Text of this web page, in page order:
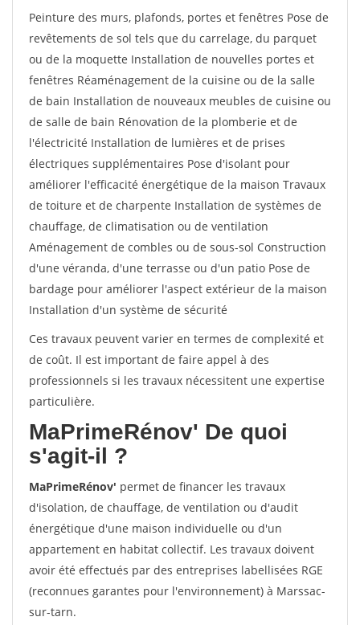
Peinture des murs, plafonds, portes et fenêtres Pose de
revêtements de sol tels que du carrelage, du parquet
ou de la moquette Installation de nouvelles portes et
fenêtres Réaménagement de la cuisine ou de la salle
de bain Installation de nouveaux meubles de cuisine ou
de salle de bain Rénovation de la plomberie et de
l'électricité Installation de lumières et de prises
électriques supplémentaires Pose d'isolant pour
améliorer l'efficacité énergétique de la maison Travaux
de toiture et de charpente Installation de systèmes de
chauffage, de climatisation ou de ventilation
Aménagement de combles ou de sous-sol Construction
d'une véranda, d'une terrasse ou d'un patio Pose de
bardage pour améliorer l'aspect extérieur de la maison
Installation d'un système de sécurité
Ces travaux peuvent varier en termes de complexité et
de coût. Il est important de faire appel à des
professionnels si les travaux nécessitent une expertise
particulière.
MaPrimeRénov' De quoi
s'agit-il ?
MaPrimeRénov' permet de financer les travaux
d'isolation, de chauffage, de ventilation ou d'audit
énergétique d'une maison individuelle ou d'un
appartement en habitat collectif. Les travaux doivent
avoir été effectués par des entreprises labellisées RGE
(reconnues garantes pour l'environnement) à Marssac-
sur-tarn.